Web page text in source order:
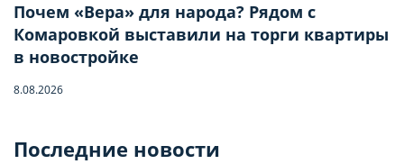
Почем «Вера» для народа? Рядом с
Комаровкой выставили на торги квартиры
в новостройке
8.08.2026
Последние новости
Бронирование квартиры